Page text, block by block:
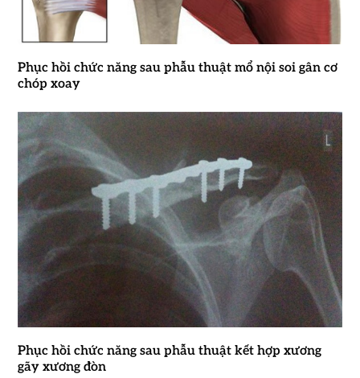
Phục hồi chức năng sau phẫu thuật mổ nội soi gân cơ
chóp xoay
Phục hồi chức năng sau phẫu thuật kết hợp xương
gãy xương đòn